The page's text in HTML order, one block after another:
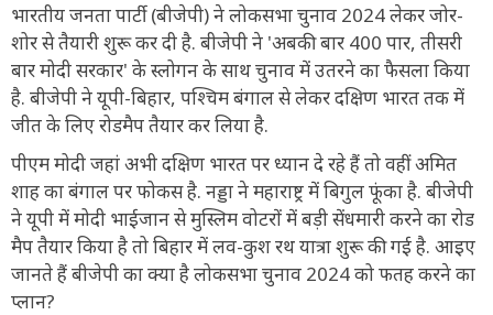
भारतीय जनता पार्टी (बीजेपी) ने लोकसभा चुनाव 2024 लेकर जोर-
शोर से तैयारी शुरू कर दी है. बीजेपी ने 'अबकी बार 400 पार, तीसरी
बार मोदी सरकार' के स्लोगन के साथ चुनाव में उतरने का फैसला किया
है. बीजेपी ने यूपी-बिहार, पश्चिम बंगाल से लेकर दक्षिण भारत तक में
जीत के लिए रोडमैप तैयार कर लिया है.
पीएम मोदी जहां अभी दक्षिण भारत पर ध्यान दे रहे हैं तो वहीं अमित
शाह का बंगाल पर फोकस है. नड्डा ने महाराष्ट्र में बिगुल फूंका है. बीजेपी
ने यूपी में मोदी भाईजान से मुस्लिम वोटरों में बड़ी सेंधमारी करने का रोड
मैप तैयार किया है तो बिहार में लव-कुश रथ यात्रा शुरू की गई है. आइए
जानते हैं बीजेपी का क्या है लोकसभा चुनाव 2024 को फतह करने का
प्लान?